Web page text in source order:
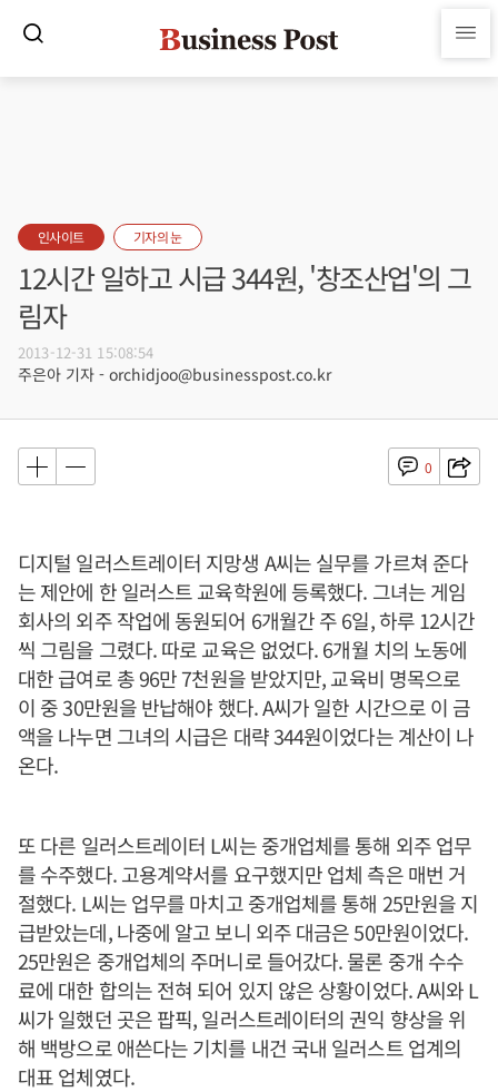
인사이트 기자의 눈
12시간 일하고 시급 344원, '창조산업'의 그
림자
2013-12-31 15:08:54
주은아 기자 - orchidjoo@businesspost.co.kr
0
디지털 일러스트레이터 지망생 A씨는 실무를 가르쳐 준다
는 제안에 한 일러스트 교육학원에 등록했다. 그녀는 게임
회사의 외주 작업에 동원되어 6개월간 주 6일, 하루 12시간
씩 그림을 그렸다. 따로 교육은 없었다. 6개월 치의 노동에
대한 급여로 총 96만 7천원을 받았지만, 교육비 명목으로
이 중 30만원을 반납해야 했다. A씨가 일한 시간으로 이 금
액을 나누면 그녀의 시급은 대략 344원이었다는 계산이 나
온다.
또 다른 일러스트레이터 L씨는 중개업체를 통해 외주 업무
를 수주했다. 고용계약서를 요구했지만 업체 측은 매번 거
절했다. L씨는 업무를 마치고 중개업체를 통해 25만원을 지
급받았는데, 나중에 알고 보니 외주 대금은 50만원이었다.
25만원은 중개업체의 주머니로 들어갔다. 물론 중개 수수
료에 대한 합의는 전혀 되어 있지 않은 상황이었다. A씨와 L
씨가 일했던 곳은 팝픽, 일러스트레이터의 권익 향상을 위
해 백방으로 애쓴다는 기치를 내건 국내 일러스트 업계의
대표 업체였다.